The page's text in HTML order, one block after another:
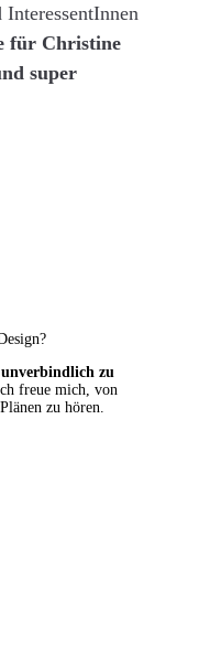
für Christine
super
zu
freue mich, von
zu hören.